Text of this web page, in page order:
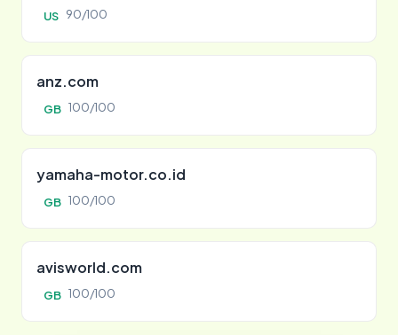
US 90/100
anz.com
GB 100/100
yamaha-motor.co.id
GB 100/100
avisworld.com
GB 100/100